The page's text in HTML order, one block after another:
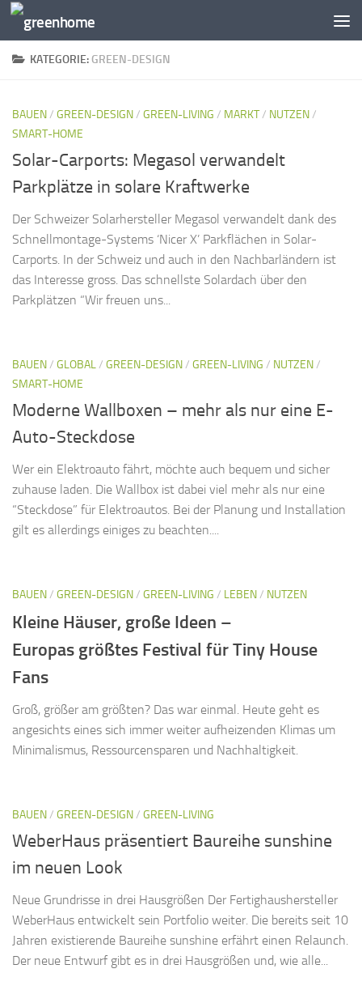
Zum Inhalt springen
KATEGORIE: GREEN-DESIGN
BAUEN/ GREEN-DESIGN/ GREEN-LIVING / MARKT/ NUTZEN/
SMART-HOME
Solar-Carports: Megasol verwandelt
Parkplätze in solare Kraftwerke
Der Schweizer Solarhersteller Megasol verwandelt dank des
Schnellmontage-Systems ‘Nicer X’ Parkflächen in Solar-
Carports. In der Schweiz und auch in den Nachbarländern ist
das Interesse gross. Das schnellste Solardach über den
Parkplätzen “Wir freuen uns...
BAUEN/ GLOBAL/ GREEN-DESIGN/ GREEN-LIVING / NUTZEN/
SMART-HOME
Moderne Wallboxen – mehr als nur eine E-
Auto-Steckdose
Wer ein Elektroauto fährt, möchte auch bequem und sicher
zuhause laden. Die Wallbox ist dabei viel mehr als nur eine
“Steckdose” für Elektroautos. Bei der Planung und Installation
gilt es allerdings einiges zu beachten....
BAUEN/ GREEN-DESIGN/ GREEN-LIVING / LEBEN/ NUTZEN
Kleine Häuser, große Ideen –
Europas größtes Festival für Tiny House
Fans
Groß, größer am größten? Das war einmal. Heute geht es
angesichts eines sich immer weiter aufheizenden Klimas um
Minimalismus, Ressourcensparen und Nachhaltigkeit.
BAUEN/ GREEN-DESIGN/ GREEN-LIVING
WeberHaus präsentiert Baureihe sunshine
im neuen Look
Neue Grundrisse in drei Hausgrößen Der Fertighaushersteller
WeberHaus entwickelt sein Portfolio weiter. Die bereits seit 10
Jahren existierende Baureihe sunshine erfährt einen Relaunch.
Der neue Entwurf gibt es in drei Hausgrößen und, wie alle...